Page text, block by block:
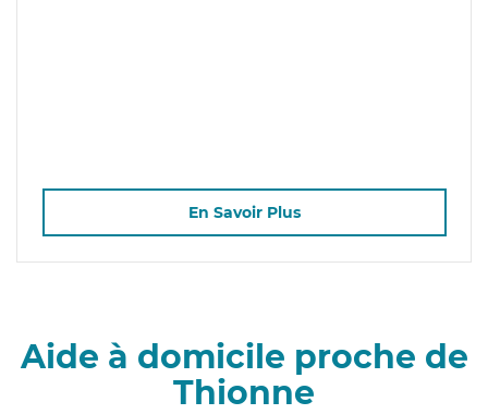
En Savoir Plus
Aide à domicile proche de
Thionne